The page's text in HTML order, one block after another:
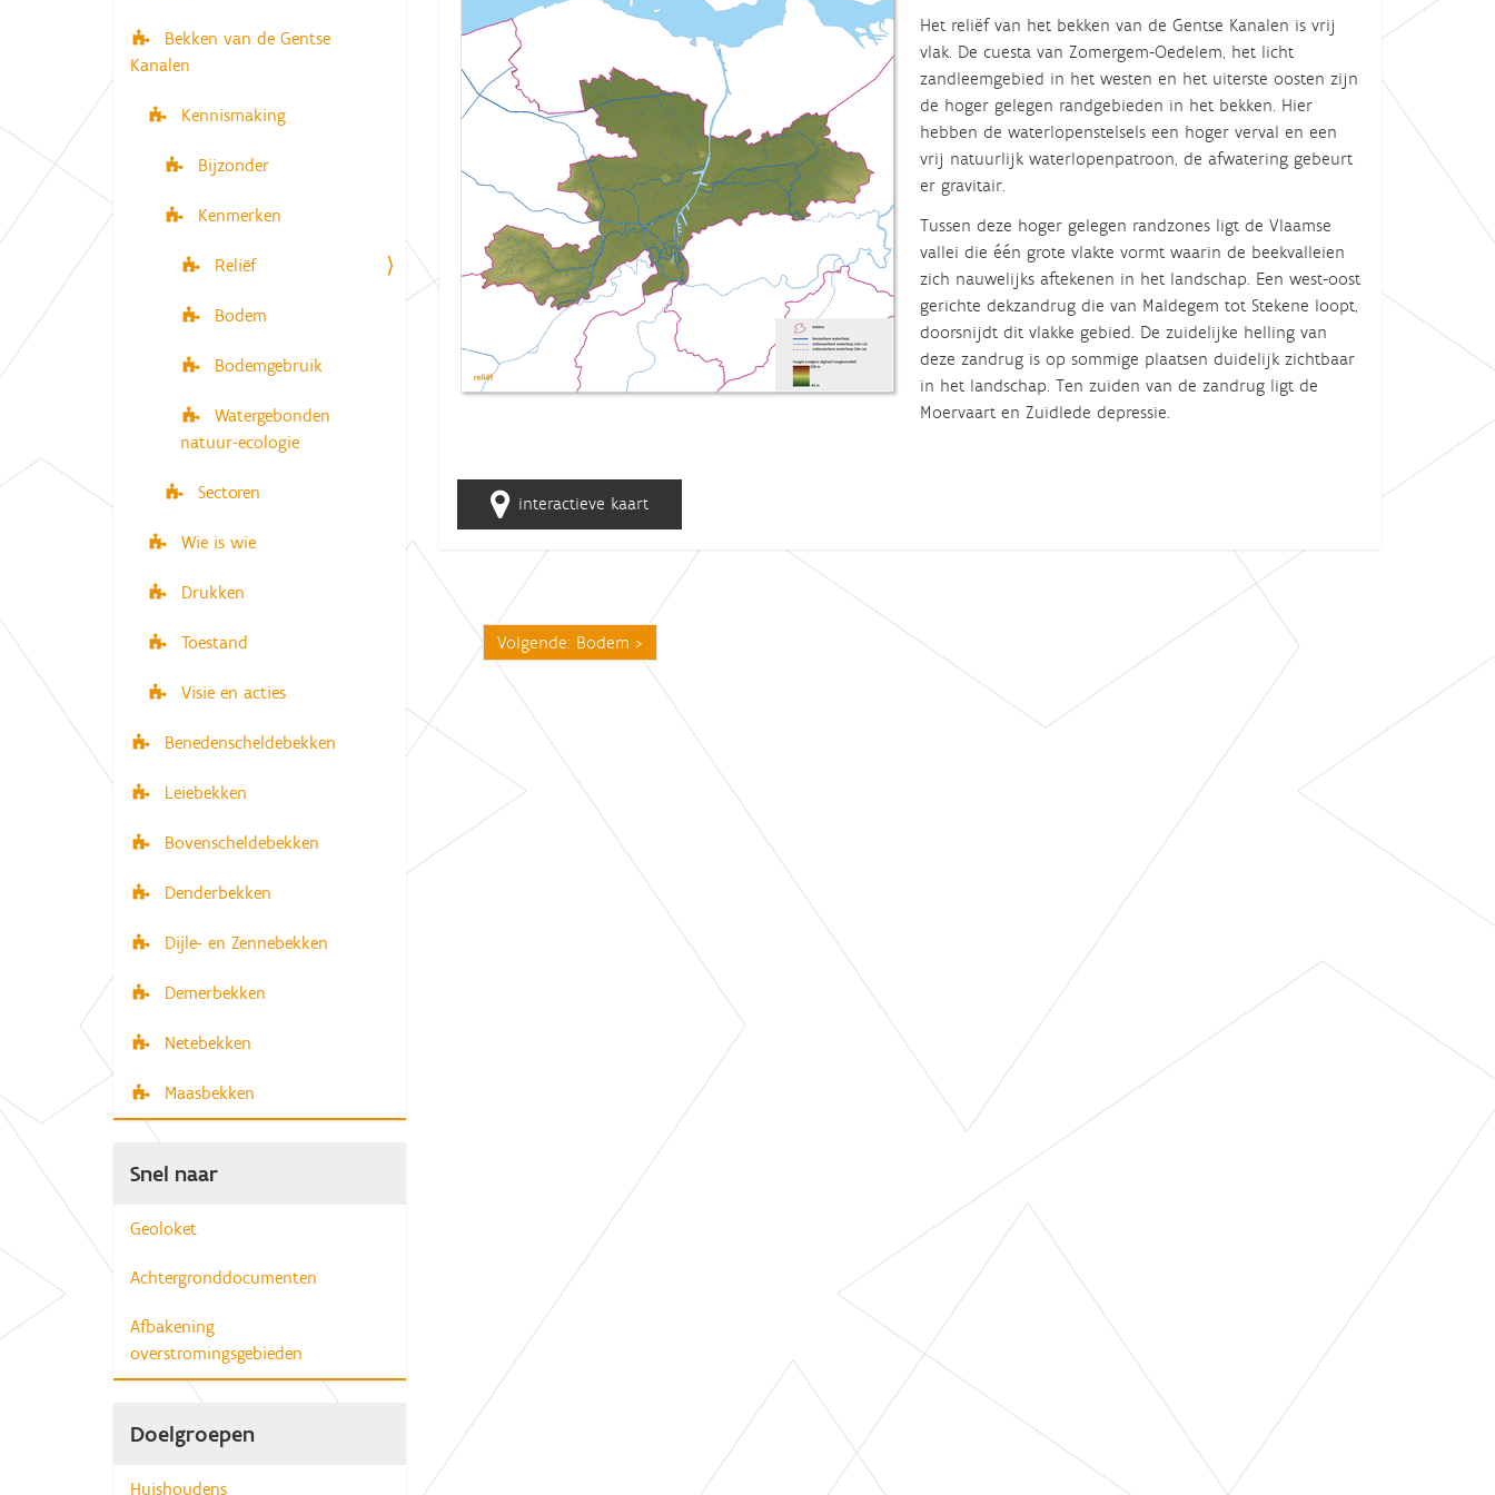
Het reliëf van het bekken van de Gentse Kanalen is vrij
vlak. De cuesta van Zomergem-Oedelem, het licht
zandleemgebied in het westen en het uiterste oosten zijn
de hoger gelegen randgebieden in het bekken. Hier
hebben de waterlopenstelsels een hoger verval en een
vrij natuurlijk waterlopenpatroon, de afwatering gebeurt
er gravitair.
Tussen deze hoger gelegen randzones ligt de Vlaamse
vallei die één grote vlakte vormt waarin de beekvalleien
zich nauwelijks aftekenen in het landschap. Een west-oost
gerichte dekzandrug die van Maldegem tot Stekene loopt,
doorsnijdt dit vlakke gebied. De zuidelijke helling van
deze zandrug is op sommige plaatsen duidelijk zichtbaar
in het landschap. Ten zuiden van de zandrug ligt de
Moervaart en Zuidlede depressie.
interactieve kaart
Volgende: Bodem
g
Bekken van de Gentse
Kanalen
Kennismaking
Bijzonder
Kenmerken
Reliëf
Bodem
Bodemgebruik
Watergebonden
natuur-ecologie
Sectoren
Wie is wie
Drukken
Toestand
Visie en acties
Benedenscheldebekken
Leiebekken
Bovenscheldebekken
Denderbekken
Dijle- en Zennebekken
Demerbekken
Netebekken
Maasbekken
Snel naar
Geoloket
Achtergronddocumenten
Afbakening
overstromingsgebieden
Doelgroepen
Huishoudens